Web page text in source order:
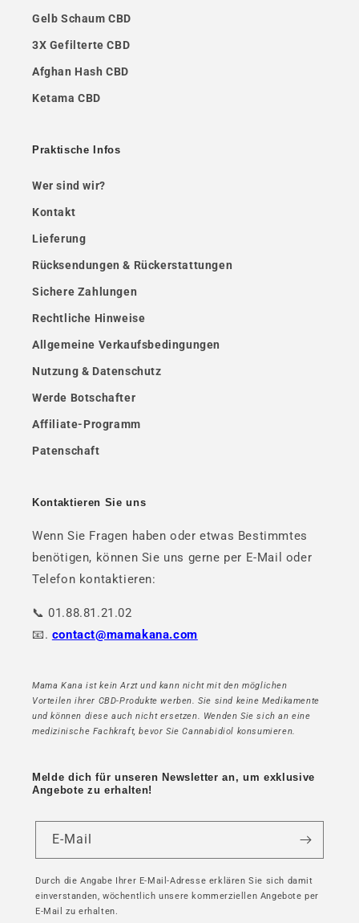
Gelb Schaum CBD
3X Gefilterte CBD
Afghan Hash CBD
Ketama CBD
Praktische Infos
Wer sind wir?
Kontakt
Lieferung
Rücksendungen & Rückerstattungen
Sichere Zahlungen
Rechtliche Hinweise
Allgemeine Verkaufsbedingungen
Nutzung & Datenschutz
Werde Botschafter
Affiliate-Programm
Patenschaft
Kontaktieren Sie uns
Wenn Sie Fragen haben oder etwas Bestimmtes
benötigen, können Sie uns gerne per E-Mail oder
Telefon kontaktieren:
📞 01.88.81.21.02
📧. contact@mamakana.com
Mama Kana ist kein Arzt und kann nicht mit den möglichen
Vorteilen ihrer CBD-Produkte werben. Sie sind keine Medikamente
und können diese auch nicht ersetzen. Wenden Sie sich an eine
medizinische Fachkraft, bevor Sie Cannabidiol konsumieren.
Melde dich für unseren Newsletter an, um exklusive
Angebote zu erhalten!
E-Mail
Durch die Angabe Ihrer E-Mail-Adresse erklären Sie sich damit
einverstanden, wöchentlich unsere kommerziellen Angebote per
E-Mail zu erhalten.